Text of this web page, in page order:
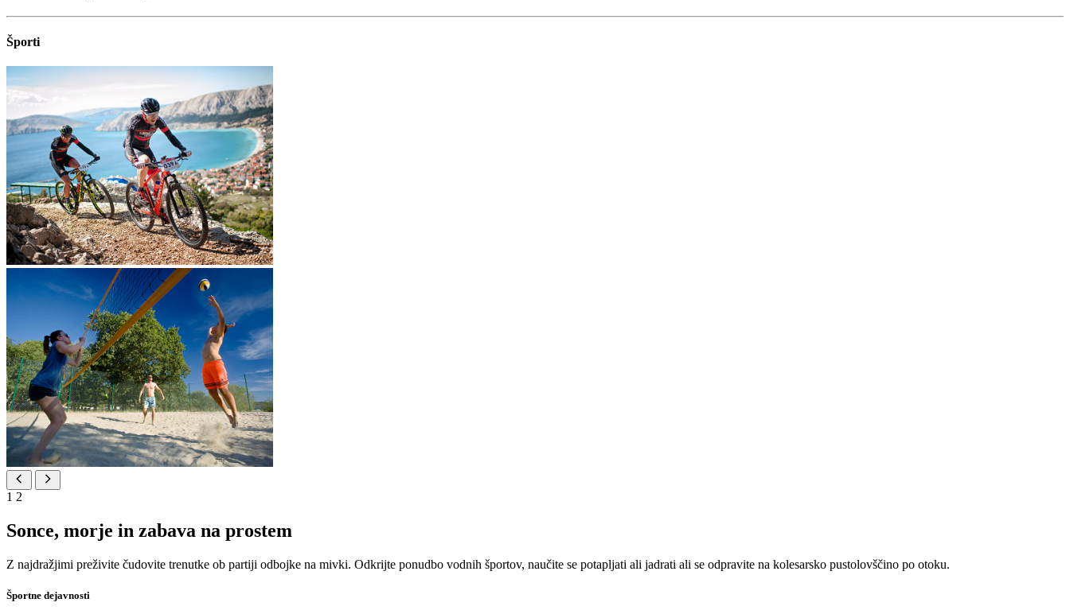
Športi
1 2
Sonce, morje in zabava na prostem
Z najdražjimi preživite čudovite trenutke ob partiji odbojke na mivki. Odkrijte ponudbo vodnih športov, naučite se potapljati ali jadrati ali se odpravite na kolesarsko pustolovščino po otoku.
Športne dejavnosti